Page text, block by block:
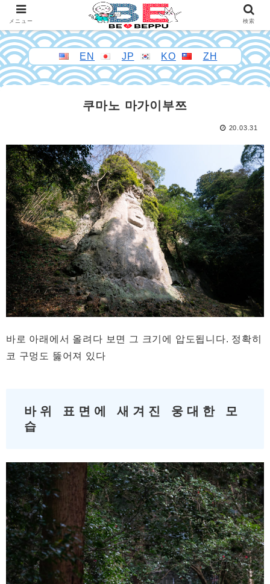
EN JP KO ZH
쿠마노 마가이부쯔
20.03.31
바로 아래에서 올려다 보면 그 크기에 압도됩니다. 정확히
코 구멍도 뚫어져 있다
바위 표면에 새겨진 웅대한 모
습
メニュー 検索